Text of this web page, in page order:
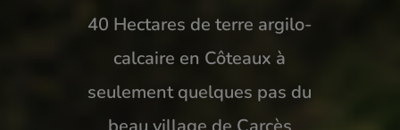
40 Hectares de terre argilo-
calcaire en Côteaux à
seulement quelques pas du